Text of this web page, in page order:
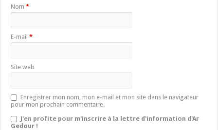
Nom*
E-mail*
Site web
Enregistrer mon nom, mon e-mail et mon site dans le navigateur
pour mon prochain commentaire.
J'en profite pour m'inscrire à la lettre d'information d'Ar
Gedour !